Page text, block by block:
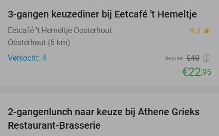
43%
NEW
TODAY
3-gangen keuzediner bij Eetcafé 't Hemeltje
Eetcafé 't Hemeltje Oosterhout 9.3 star
Oosterhout (6 km)
Verkocht: 4
Regulier €40
€22,95
40%
NEW
TODAY
2-gangenlunch naar keuze bij Athene Grieks
Restaurant-Brasserie